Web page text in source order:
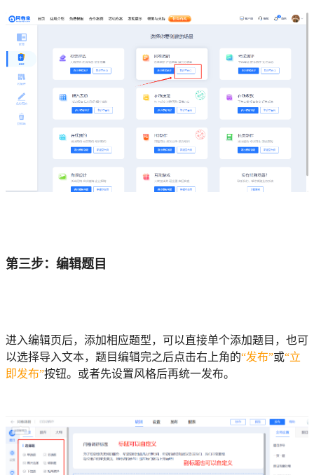
第三步：编辑题目
进入编辑页后，添加相应题型，可以直接单个添加题目，也可
以选择导入文本，题目编辑完之后点击右上角的“发布”或“立
即发布”按钮。或者先设置风格后再统一发布。